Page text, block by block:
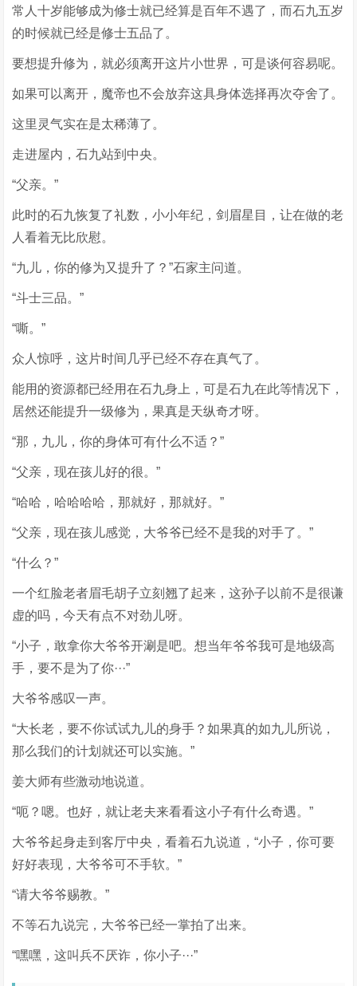
常人十岁能够成为修士就已经算是百年不遇了，而石九五岁
的时候就已经是修士五品了。
要想提升修为，就必须离开这片小世界，可是谈何容易呢。
如果可以离开，魔帝也不会放弃这具身体选择再次夺舍了。
这里灵气实在是太稀薄了。
走进屋内，石九站到中央。
“父亲。”
此时的石九恢复了礼数，小小年纪，剑眉星目，让在做的老
人看着无比欣慰。
“九儿，你的修为又提升了？”石家主问道。
“斗士三品。”
“嘶。”
众人惊呼，这片时间几乎已经不存在真气了。
能用的资源都已经用在石九身上，可是石九在此等情况下，
居然还能提升一级修为，果真是天纵奇才呀。
“那，九儿，你的身体可有什么不适？”
“父亲，现在孩儿好的很。”
“哈哈，哈哈哈哈，那就好，那就好。”
“父亲，现在孩儿感觉，大爷爷已经不是我的对手了。”
“什么？”
一个红脸老者眉毛胡子立刻翘了起来，这孙子以前不是很谦
虚的吗，今天有点不对劲儿呀。
“小子，敢拿你大爷爷开涮是吧。想当年爷爷我可是地级高
手，要不是为了你···”
大爷爷感叹一声。
“大长老，要不你试试九儿的身手？如果真的如九儿所说，
那么我们的计划就还可以实施。”
姜大师有些激动地说道。
“呃？嗯。也好，就让老夫来看看这小子有什么奇遇。”
大爷爷起身走到客厅中央，看着石九说道，“小子，你可要
好好表现，大爷爷可不手软。”
“请大爷爷赐教。”
不等石九说完，大爷爷已经一掌拍了出来。
“嘿嘿，这叫兵不厌诈，你小子···”